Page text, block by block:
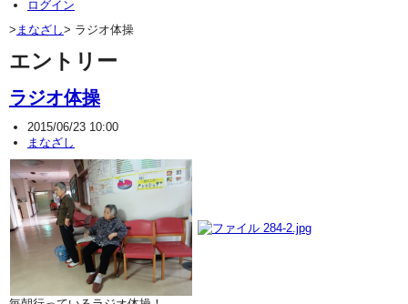
ログイン
> まなざし> ラジオ体操
エントリー
ラジオ体操
2015/06/23 10:00
まなざし